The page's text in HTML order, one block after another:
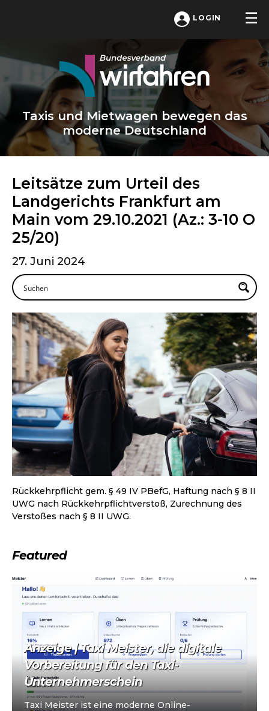
LOGIN
Taxis und Mietwagen bewegen das
moderne Deutschland
Leitsätze zum Urteil des
Landgerichts Frankfurt am
Main vom 29.10.2021 (Az.: 3-10 O
25/20)
27. Juni 2024
Rückkehrpflicht gem. § 49 IV PBefG, Haftung nach § 8 II
UWG nach Rückkehrpflichtverstoß, Zurechnung des
Verstoßes nach § 8 II UWG.
Featured
Anzeige | Taxi Meister, die digitale
Vorbereitung für den Taxi-
Unternehmerschein
Taxi Meister ist eine moderne Online-